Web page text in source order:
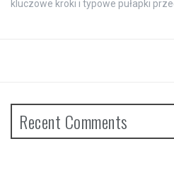
kluczowe kroki i typowe pułapki
Recent Comments